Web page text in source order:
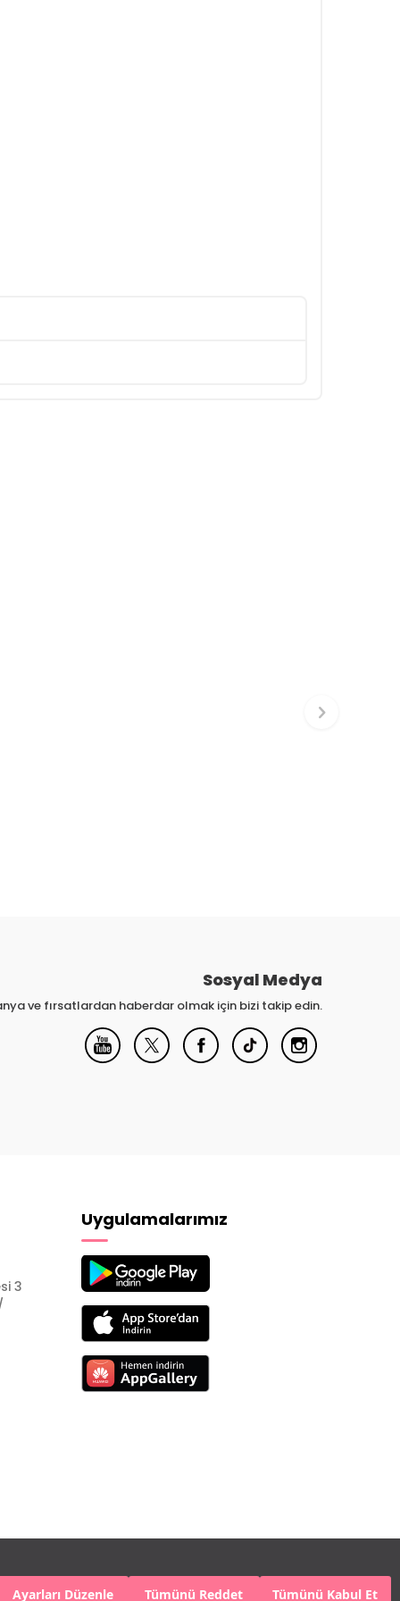
Ayarları Düzenle Tümünü Reddet Tümünü Kabul Et
Sosyal Medya
ve fırsatlardan haberdar olmak için bizi takip edin.
3
Uygulamalarımız